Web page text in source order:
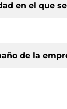
en el que
de la